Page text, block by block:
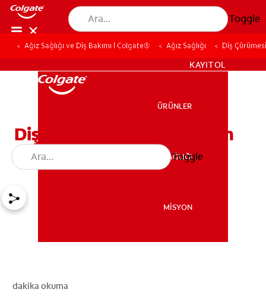
Toggle
MİSYON
KAYIT OL
ÜRÜNLER
AĞIZ SAĞLIĞI
MİSYON
Toggle
Ağız Sağlığı ve Diş Bakımı | Colgate® Ağız Sağlığı Diş
Diş Çürümesini Engelleyen
Besinler Nelerdir?
dakika okuma